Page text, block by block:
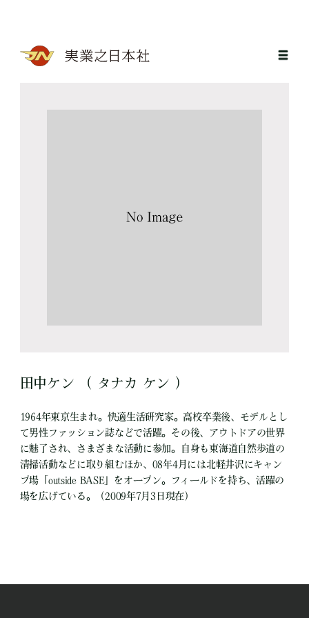
田中ケン （ タナカ ケン ）
1964年東京生まれ。快適生活研究家。高校卒業後、モデルとし
て男性ファッション誌などで活躍。その後、アウトドアの世界
に魅了され、さまざまな活動に参加。自身も東海道自然歩道の
清掃活動などに取り組むほか、08年4月には北軽井沢にキャン
プ場「outside BASE」をオープン。フィールドを持ち、活躍の
場を広げている。（2009年7月3日現在）